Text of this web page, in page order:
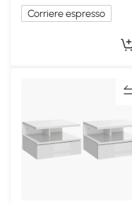
Corriere espresso